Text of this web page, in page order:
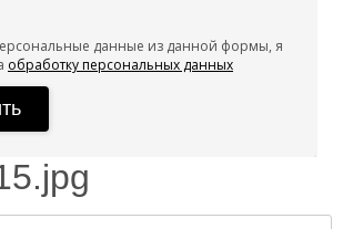
данные из данной формы, я
обработку персональных данных